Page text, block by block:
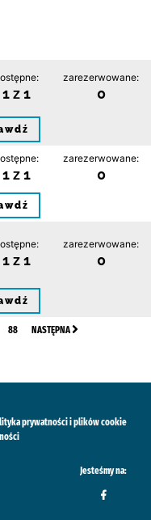
1 z 1
zarezerwowane:
0
1 z 1
zarezerwowane:
0
1 z 1
zarezerwowane:
0
88 NASTĘPNA
prywatności i plików cookie
Jesteśmy na: